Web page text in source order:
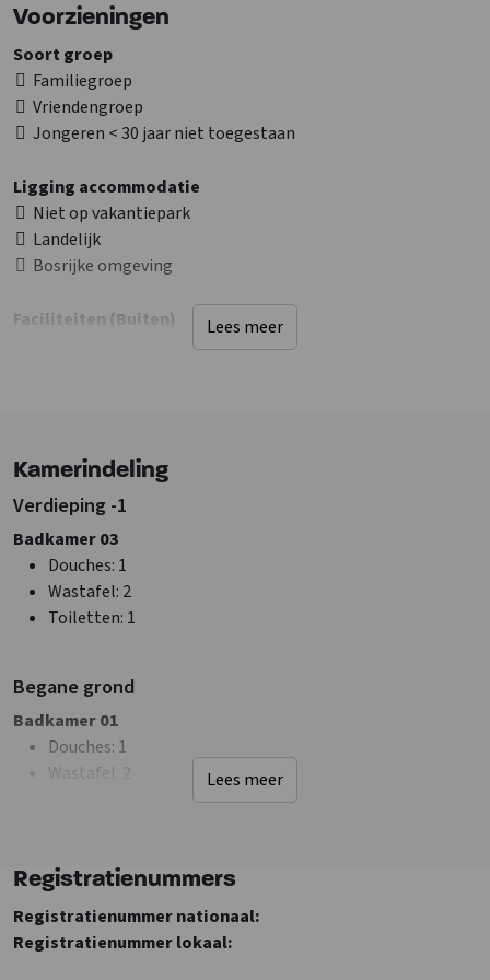
Bekijk ook de andere
Voorzieningen
Ligging accommodatie
Niet op vakantiepark
Landelijk
Bosrijke omgeving
Faciliteiten (Buiten)
Douches: 3
Wastafel: 6
Toiletten: 3
Badkamers : 3
Faciliteiten (Binnen)
Extra recreatie ruimte
m2 extra recreatie ruimte
Wifi
Tafelvoetbal
Soort groep
Familiegroep
Vriendengroep
Jongeren < 30 jaar niet toegestaan
Exclusief voor 1 groep
Huisdieren toegestaan
Lees meer
Kamerindeling
Verdieping -1
Badkamer 03
Douches: 1
Wastafel: 2
Toiletten: 1
Begane grond
Badkamer 01
Douches: 1
Wastafel : 2
Verdieping 1
Douches: 1
Wastafel: 1
Lees meer
Registratienummers
Registratienummer nationaal:
Registratienummer lokaal: